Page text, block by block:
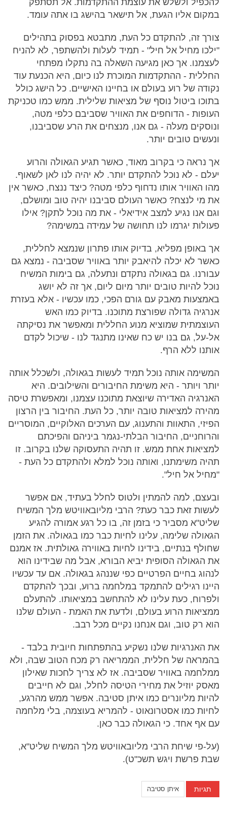
במקום אליו הגעת, אל תישאר בהישג בו אתה עומד.
צורך זה, להתקדם כל העת, מתבטא בפסוק בתהילים
"ילכו מחיל אל חיל" - תמיד לעלות ולהשתפר, לא להניח
לעצמנו. אך כאן מגיעה השאלה בה נתקלו מפתחי
החללית - ההתקדמות המוכרת לנו כיום, היא הכנעת עוד
נקודה של רוע בעולם או בחיינו האישיים. כל הישג כולל
בתוכו ביטול נוסף של מציאות שלילית. ממש כמו טכניקת
העופות - הדוחפים את האוויר שסביבם כלפי מטה,
ונוסקים מעלה - גם אנו, מנצחים את הרע שסביבנו,
ונעשים טובים יותר.
אך נראה כי בקרוב מאוד, כאשר תגיע הגאולה והרוע
יעלם - לא נוכל להתקדם יותר. לא יהיה לנו לאן לשאוף.
מהו האוויר אותו נדחוף כלפי מטה? כיצד ננצח, כאשר אין
את מי לנצח? כאשר העולם סביבנו יהיה טוב ומושלם,
וגם אנו נגיע למצב אידיאלי - את מה נוכל לתקן? אילו
פעולות יגרמו לנו תחושה של עמידה במשימה?
אך באופן מפליא, בדיוק אותו פתרון שנמצא לחללית,
כאשר לא יכלה להיאבק יותר באוויר שסביבה - נמצא גם
עבורנו. גם בגאולה נתקדם ונתעלה, גם בימות המשיח
נוכל להיות טובים יותר מיום ליום, אך זה לא יושג
באמצעות מאבק עם גורם הפכי, כמו עכשיו - אלא בעזרת
אנרגיה גדולה שפורצת מתוכנו. בדיוק כמו האש
העוצמתית שמוציא מנוע החללית ומאפשר את נסיקתה
אל-על, גם בנו יש כח שאינו מתנגד לנו - שיכול לקדם
אותנו ללא הרף.
המשימה אותה נוכל תמיד לעשות בגאולה, ולשכלל אותה
יותר ויותר - היא משימת החיבורים והשילובים. היא
האנרגיה האדירה שיוצאת מתוכנו עצמנו, ומאפשרת טיסה
מהירה למציאות טובה יותר, כל העת. החיבור בין הרצון
הפיזי, התאוות והתענוג, עם הערכים האלוקיים, המוסריים
והרוחניים, החיבור הבלתי-נגמר ביניהם והפיכתם
למציאות אחת ממש. זו תהיה התעסוקה שלנו בקרוב. זו
תהיה משימתנו, ואותה נוכל למלא ולהתקדם כל העת -
"מחיל אל חיל".
ובעצם, למה להמתין ולטוס לחלל בעתיד, אם אפשר
לעשות זאת כבר כעת? הרבי מליובאוויטש מלך המשיח
שליט"א מסביר כי בזמן זה, בו כל רגע אמורה להגיע
הגאולה שלימה, עלינו לחיות כבר כמו בגאולה. את הזמן
שחולף בנתיים, בידינו לחיות באווירה גאולתית. אז אמנם
את הגאולה הסופית יביא הבורא, אבל מה שבידינו הוא
לנהוג בחיים הפרטיים כפי שננהג בגאולה. אם עד עכשיו
היינו רגילים להתמקד במלחמה ברוע, ובכך להתקדם
ולפרוח, כעת עלינו לא להתחשב במציאותו. להתעלם
ממציאות הרוע בעולם, ולדעת את האמת - העולם שלנו
הוא רק טוב, וגם אנחנו נקיים מכל רבב.
את האנרגיות שלנו נשקיע בהתפתחות חיובית בלבד -
בהמראה של חללית, הממריאה רק מכח הטוב שבה, ולא
ממלחמה באוויר שסביבה. אז לא צריך לחכות שאילון
מאסק יוזיל את מחירי הטיסה לחלל, וגם לא חייבים
להיות מליונרים כמו איתן סטיבה. אפשר ממש מהרגע,
לחיות כמו אסטרונאוט - להמריא בעוצמה, בלי מלחמה
עם אף אחד. כי הגאולה כבר כאן.
(על-פי שיחת הרבי מליובאוויטש מלך המשיח שליט"א,
שבת פרשת ויגש תשכ"ט).
תגיות איתן סטיבה